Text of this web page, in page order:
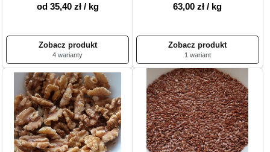
od 35,40 zł / kg
4 warianty
63,00 zł / kg
1 wariant